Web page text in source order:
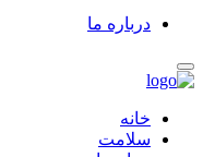
درباره ما
خانه
سلامت